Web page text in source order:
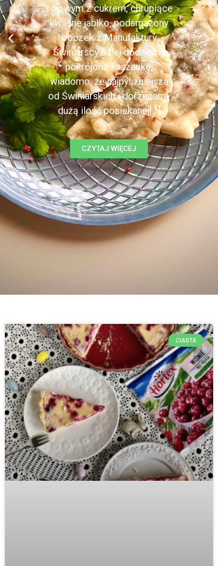
sojowym z cukrem, chrupiące
kwaśne jabłko, podsmażony
boczek z Manufaktury
Świniarscy.Dalej dodajemy
pokrojoną kaszankę,
wiadomo, że najpyszniejsza
od Świniarskich i dorzucamy
dużą ilość posiekanej[...]
CZYTAJ WIĘCEJ
CIASTA